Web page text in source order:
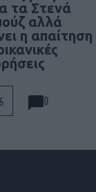
τα Στενά
αλλά
η απαίτηση
0